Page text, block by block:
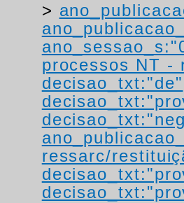
>
processos NT -
decisao_txt:"de"
ressarc/